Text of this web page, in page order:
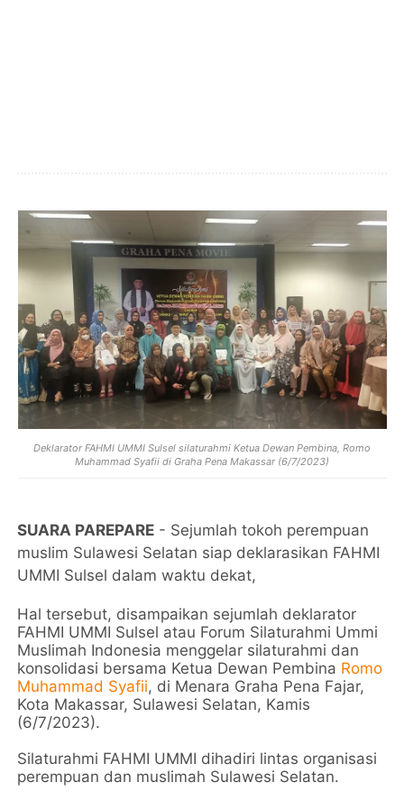
Deklarator FAHMI UMMI Sulsel silaturahmi Ketua Dewan Pembina, Romo
Muhammad Syafii di Graha Pena Makassar (6/7/2023)
SUARA PAREPARE - Sejumlah tokoh perempuan
muslim Sulawesi Selatan siap deklarasikan FAHMI
UMMI Sulsel dalam waktu dekat,
Hal tersebut, disampaikan sejumlah deklarator
FAHMI UMMI Sulsel atau Forum Silaturahmi Ummi
Muslimah Indonesia menggelar silaturahmi dan
konsolidasi bersama Ketua Dewan Pembina Romo
Muhammad Syafii, di Menara Graha Pena Fajar,
Kota Makassar, Sulawesi Selatan, Kamis
(6/7/2023).
Silaturahmi FAHMI UMMI dihadiri lintas organisasi
perempuan dan muslimah Sulawesi Selatan.